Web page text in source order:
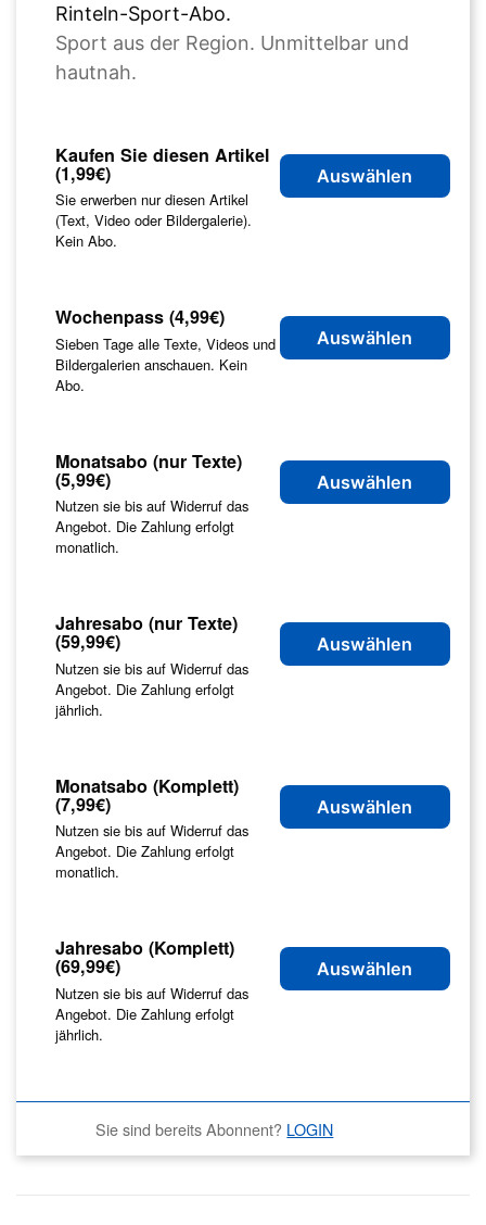
Rinteln-Sport-Abo.
Sport aus der Region. Unmittelbar und
hautnah.
Kaufen Sie diesen Artikel
(1,99€)
Sie erwerben nur diesen Artikel
(Text, Video oder Bildergalerie).
Kein Abo.
Auswählen
Wochenpass (4,99€)
Sieben Tage alle Texte, Videos und
Bildergalerien anschauen. Kein
Abo.
Auswählen
Monatsabo (nur Texte)
(5,99€)
Nutzen sie bis auf Widerruf das
Angebot. Die Zahlung erfolgt
monatlich.
Auswählen
Jahresabo (nur Texte)
(59,99€)
Nutzen sie bis auf Widerruf das
Angebot. Die Zahlung erfolgt
jährlich.
Auswählen
Monatsabo (Komplett)
(7,99€)
Nutzen sie bis auf Widerruf das
Angebot. Die Zahlung erfolgt
monatlich.
Auswählen
Jahresabo (Komplett)
(69,99€)
Nutzen sie bis auf Widerruf das
Angebot. Die Zahlung erfolgt
jährlich.
Auswählen
Sie sind bereits Abonnent? LOGIN